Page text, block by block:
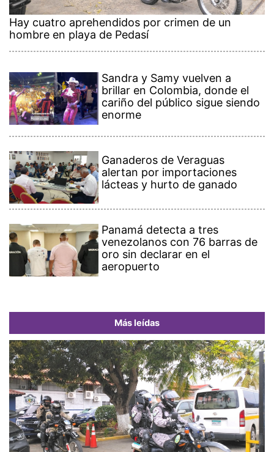
Hay cuatro aprehendidos por crimen de un
hombre en playa de Pedasí
Sandra y Samy vuelven a
brillar en Colombia, donde el
cariño del público sigue siendo
enorme
Ganaderos de Veraguas
alertan por importaciones
lácteas y hurto de ganado
Panamá detecta a tres
venezolanos con 76 barras de
oro sin declarar en el
aeropuerto
Más leídas